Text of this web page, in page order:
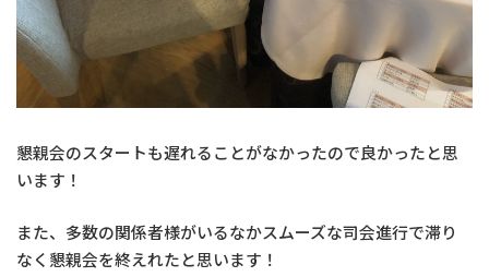
懇親会のスタートも遅れることがなかったので良かったと思
います！
また、多数の関係者様がいるなかスムーズな司会進行で滞り
なく懇親会を終えれたと思います！